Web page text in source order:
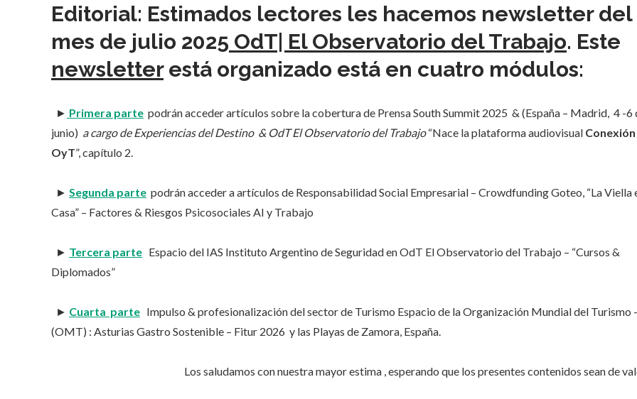
Editorial: Estimados lectores les hacemos newsletter del
mes de julio 2025 OdT| El Observatorio del Trabajo. Este
newsletterestá organizado está en cuatro módulos:
► Primera parte podrán acceder artículos sobre la cobertura de Prensa South Summit 2025 & (España – Madrid, 4 -6
junio) a cargo de Experiencias del Destino & OdT El Observatorio del Trabajo“Nace la plataforma audiovisual Conexión
OyT”, capítulo 2.
► Segunda parte podrán acceder a artículos de Responsabilidad Social Empresarial – Crowdfunding Goteo, “La Viella
Casa” – Factores & Riesgos Psicosociales AI y Trabajo
► Tercera parte Espacio del IAS Instituto Argentino de Seguridad en OdT El Observatorio del Trabajo – “Cursos &
Diplomados”
► Cuarta parte Impulso & profesionalización del sector de Turismo Espacio de la Organización Mundial del Turismo -
(OMT) : Asturias Gastro Sostenible – Fitur 2026 y las Playas de Zamora, España.
Los saludamos con nuestra mayor estima , esperando que los presentes contenidos sean de